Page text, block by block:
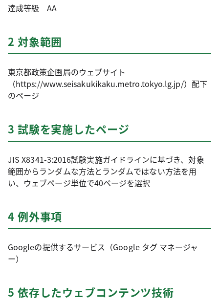
達成等級 AA
2 対象範囲
東京都政策企画局のウェブサイト
（https://www.seisakukikaku.metro.tokyo.lg.jp/）配下
のページ
3 試験を実施したページ
JIS X8341-3:2016試験実施ガイドラインに基づき、対象
範囲からランダムな方法とランダムではない方法を用
い、ウェブページ単位で40ページを選択
4 例外事項
Googleの提供するサービス（Google タグ マネージャ
ー）
5 依存したウェブコンテンツ技術